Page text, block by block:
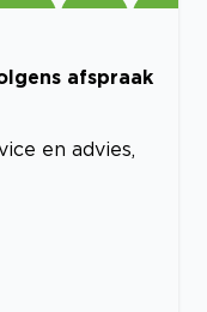
afspraak
en advies,